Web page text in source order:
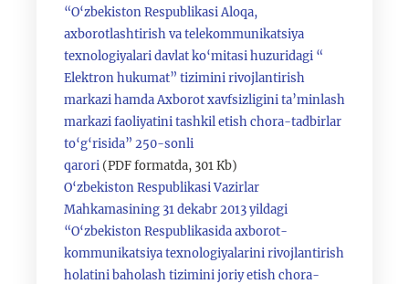
“O‘zbekiston Respublikasi Aloqa,
axborotlashtirish va telekommunikatsiya
texnologiyalari davlat ko‘mitasi huzuridagi “
Elektron hukumat” tizimini rivojlantirish
markazi hamda Axborot xavfsizligini ta’minlash
markazi faoliyatini tashkil etish chora-tadbirlar
to‘g‘risida” 250-sonli
qarori (PDF formatda, 301 Kb)
O‘zbekiston Respublikasi Vazirlar
Mahkamasining 31 dekabr 2013 yildagi
“O‘zbekiston Respublikasida axborot-
kommunikatsiya texnologiyalarini rivojlantirish
holatini baholash tizimini joriy etish chora-